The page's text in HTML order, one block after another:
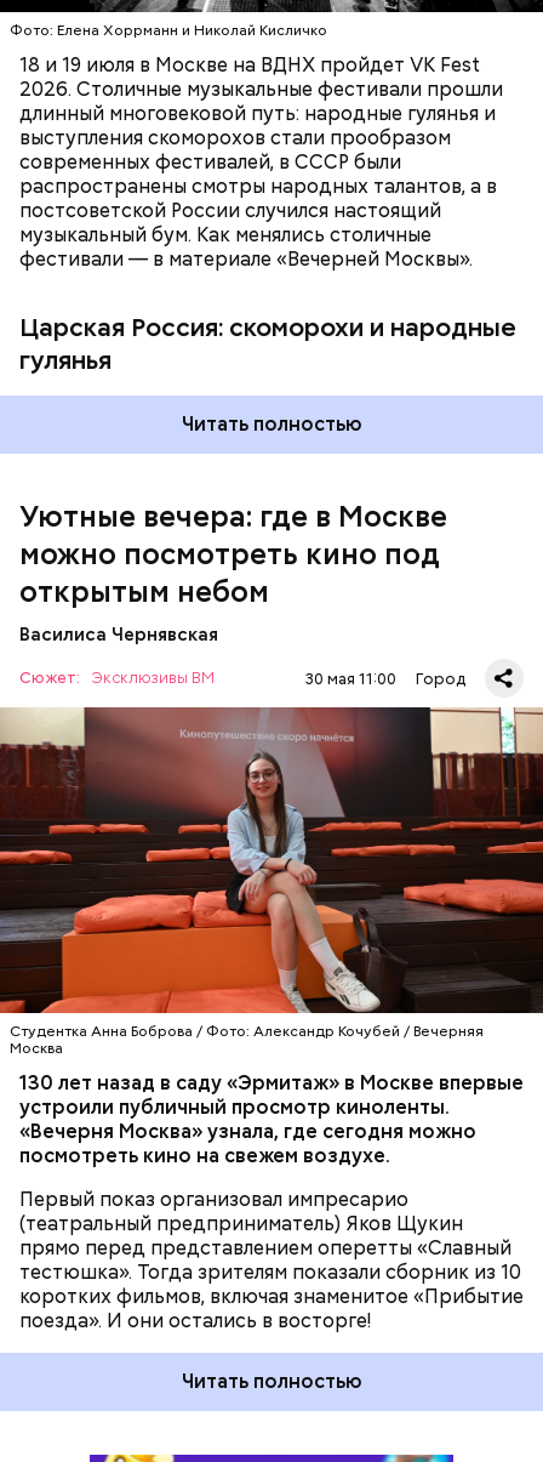
Фото: Елена Хоррманн и Николай Кисличко
18 и 19 июля в Москве на ВДНХ пройдет VK Fest
2026. Столичные музыкальные фестивали прошли
длинный многовековой путь: народные гулянья и
выступления скоморохов стали прообразом
современных фестивалей, в СССР были
распространены смотры народных талантов, а в
постсоветской России случился настоящий
музыкальный бум. Как менялись столичные
фестивали — в материале «Вечерней Москвы».
Царская Россия: скоморохи и народные
гулянья
Фото: public domain
Читать полностью
Уютные вечера: где в Москве
можно посмотреть кино под
открытым небом
Василиса Чернявская
Сюжет: Эксклюзивы ВМ 30 мая 11:00 Город
Студентка Анна Боброва / Фото: Александр Кочубей / Вечерняя
Москва
130 лет назад в саду «Эрмитаж» в Москве впервые
устроили публичный просмотр киноленты.
«Вечерня Москва» узнала, где сегодня можно
посмотреть кино на свежем воздухе.
Первый показ организовал импресарио
(театральный предприниматель) Яков Щукин
прямо перед представлением оперетты «Славный
тестюшка». Тогда зрителям показали сборник из 10
коротких фильмов, включая знаменитое «Прибытие
поезда». И они остались в восторге!
Спустя 130 лет кино для москвичей стало обычным
делом. Одним из первых кинотеатров под
открытым небом в этом сезоне заработал ярко-
оранжевый шатер на Северном речном вокзале.
Генеральный директор киноплатформы Николай
Буц рассказал, что показы под открытым небом
вокзала подобрали на четыре месяца. Доступ на
сеансы бесплатный, нужна только регистрация. Мы
хотим, чтобы на такие площадки приходило как
можно больше семей — с детьми, с питомцами,
чтобы они интересно и с удовольствием
проводили время в городе, — заключил он.
Читать полностью
КИНО МОСКВА КИНОТЕАТРЫ